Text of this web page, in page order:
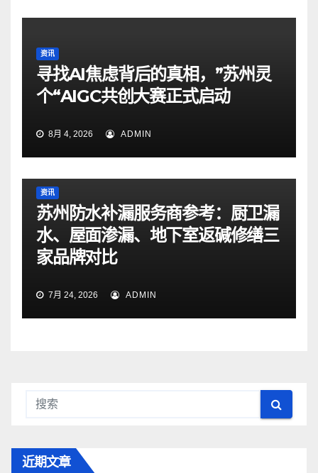
资讯
寻找AI焦虑背后的真相，”苏州灵
个“AIGC共创大赛正式启动
8月 4, 2026 ADMIN
资讯
苏州防水补漏服务商参考：厨卫漏
水、屋面渗漏、地下室返碱修缮三
家品牌对比
7月 24, 2026 ADMIN
近期文章